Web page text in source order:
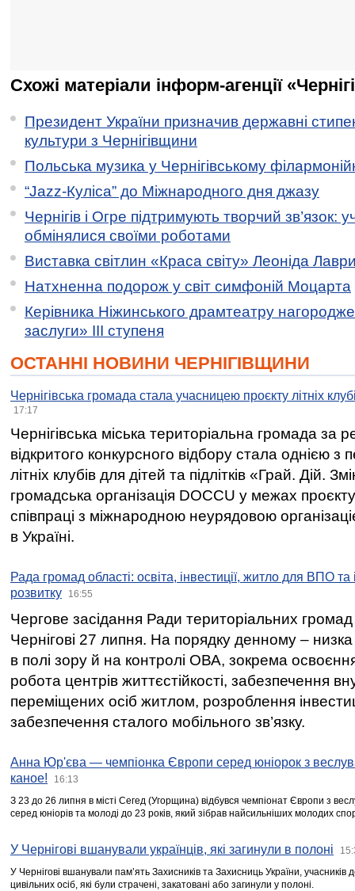
Схожі матеріали інформ-агенції
Президент України призначив державні
культури з Чернігівщини
Польська музика у Чернігівському
“Jazz-Куліса” до Міжнародного дня джазу
Чернігів і Огре підтримують творчий зв’язок:
обмінялися своїми роботами
Виставка світлин «Краса світу» Леоніда
Натхненна подорож у світ симфоній Моцарта
Керівника Ніжинського драмтеатру
заслуги» ІІІ ступеня
ОСТАННІ НОВИНИ ЧЕРНІГІВЩИНИ
Чернігівська громада стала учасницею проєкту літніх
17:17
Чернігівська міська територіальна громада за
відкритого конкурсного відбору стала однією
літніх клубів для дітей та підлітків «Грай. Дій.
громадська організація DOCCU у межах
співпраці з міжнародною неурядовою
в Україні.
Рада громад області: освіта, інвестиції, житло для ВПО
розвитку
16:55
Чергове засідання Ради територіальних громад
Чернігові 27 липня. На порядку денному –
в полі зору й на контролі ОВА, зокрема освоєння
робота центрів життєстійкості, забезпечення
переміщених осіб житлом, розроблення
забезпечення сталого мобільного зв’язку.
Анна Юр'єва — чемпіонка Європи серед юніорок з
каное!
16:13
З 23 до 26 липня в місті Сегед (Угорщина) відбувся чемпіонат Європи з
серед юніорів та молоді до 23 років, який зібрав найсильніших молодих
У Чернігові вшанували українців, які загинули в полоні
У Чернігові вшанували пам’ять Захисників та Захисниць України,
цивільних осіб, які були страчені, закатовані або загинули у полоні.